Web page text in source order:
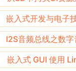
嵌入式开发与电子
I2S音频总线之数
嵌入式 GUI 使用